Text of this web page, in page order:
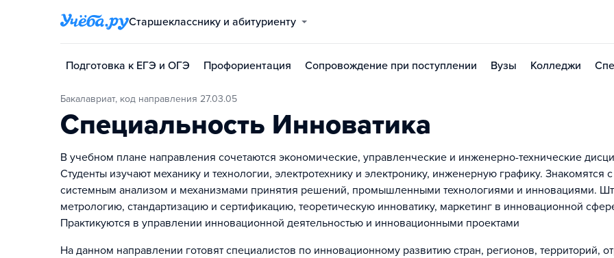
Старшекласснику и абитуриенту
Подготовка к ЕГЭ и ОГЭ Профориентация Сопровождение при поступлении Вузы Колледжи
Бакалавриат, код направления 27.03.05
Специальность Инноватика
В учебном плане направления сочетаются экономические, управленческие и инженерно-технические
Студенты изучают механику и технологии, электротехнику и электронику, инженерную графику. Знакомятся с
системным анализом и механизмами принятия решений, промышленными технологиями и инновациями.
метрологию, стандартизацию и сертификацию, теоретическую инноватику, маркетинг в инновационной
Практикуются в управлении инновационной деятельностью и инновационными проектами
На данном направлении готовят специалистов по инновационному развитию стран, регионов, территорий,